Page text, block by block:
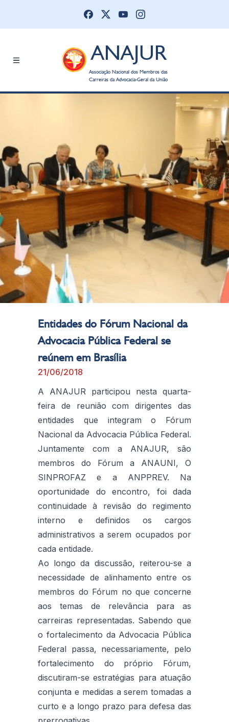
ANAJUR
Associação Nacional dos Membros das
Carreiras da Advocacia-Geral da União
Entidades do Fórum Nacional da
Advocacia Pública Federal se
reúnem em Brasília
21/06/2018
A ANAJUR participou nesta quarta-
feira de reunião com dirigentes das
entidades que integram o Fórum
Nacional da Advocacia Pública Federal.
Juntamente com a ANAJUR, são
membros do Fórum a ANAUNI, O
SINPROFAZ e a ANPPREV. Na
oportunidade do encontro, foi dada
continuidade à revisão do regimento
interno e definidos os cargos
administrativos a serem ocupados por
cada entidade.
Ao longo da discussão, reiterou-se a
necessidade de alinhamento entre os
membros do Fórum no que concerne
aos temas de relevância para as
carreiras representadas. Sabendo que
o fortalecimento da Advocacia Pública
Federal passa, necessariamente, pelo
fortalecimento do próprio Fórum,
discutiram-se estratégias para atuação
conjunta e medidas a serem tomadas a
curto e a longo prazo para defesa das